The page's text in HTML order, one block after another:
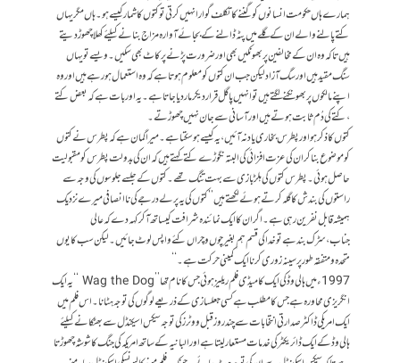
ہمارے ہاں حکومت انسانوں کو گننے کا تکلف گوارا نہیں کرتی تو کتوں کا شمار کیسے ہو۔ہاں مگر یہاں
کتے پالنے والے ان کے گلے میں پٹہ ڈالنے کے بجائے آوارہ مزاج بنانے کیلئے کھلا چھوڑ دیتے
ہیں تاکہ وہ ان کے مخالفین پر بھونکیں بھی اور ضرورت پڑنے پر کاٹ بھی سکیں۔ ویسے تو یہاں
سنگ مقید ہیں اور سگ آزادلیکن جب ان کتوں کو معلوم ہوتا ہے کہ وہ استعمال ہو رہے ہیں اور وہ
اپنے مالکوں پر بھونکنے لگتے ہیں تو انہیں پاگل قرار دیکر مار دیا جاتا ہے۔یہ اور بات ہے کہ بعض کتے
،کتے کی دُم ثابت ہوتے ہیں اور آسانی سے جان نہیں چھوڑتے۔
کتوں کا ذکر ہو اور پطرس بخاری یاد نہ آئیں ،یہ کیسے ہو سکتا ہے۔میرا گمان ہے کہ پطرس نے کتوں
کو موضوع بنا کر ان کی عزت افزائی کی البتہ نگوڑے کتے کہتے ہیں کہ ان کی بدولت پطرس کو مقبولیت
حاصل ہوئی۔پطرس کتوں کی ہلڑ بازی سے بہت تنگ تھے۔کتوں کے جلسے جلوسوں کی وجہ سے
راستوں کی بندش کا گلہ کرتے ہوئے لکھتے ہیں’’کتوں کی یہ پرلے درجے کی ناانصافی میرے نزدیک
ہمیشہ قابل نفرین رہی ہے۔اگر ان کا ایک نمائندہ شرافت کیساتھ آکر کہہ دے کہ عالی
جناب،سڑک بند ہے تو خد اکی قسم ہم بغیر چوں و چراں کئے واپس لوٹ جائیں۔لیکن سب کا یوں
متحدہ و متفقہ طور پر سینہ زوری کرنا ایک کمینی حرکت ہے۔‘‘
1997ء میں ہالی وڈ کی ایک کامیڈی فلم ریلیز ہوئی جس کانام تھا’’Wag the Dog ‘‘یہ ایک
انگریزی محاورہ ہے جس کا مطلب ہے کسی جعلسازی کے ذریعے لوگوں کی توجہ ہٹانا۔اس فلم میں
ایک امریکی ڈاکٹر صدارتی انتخابات سے چند روز قبل ووٹرز کی توجہ سیکس اسیکنڈل سے بھٹکانے کیلئے
ہالی وڈ کے ایک ڈائریکٹر کی خدمات مستعار لیتا ہے اور البانیہ کے ساتھ امریکہ کی جنگ کا شوشہ چھوڑتا